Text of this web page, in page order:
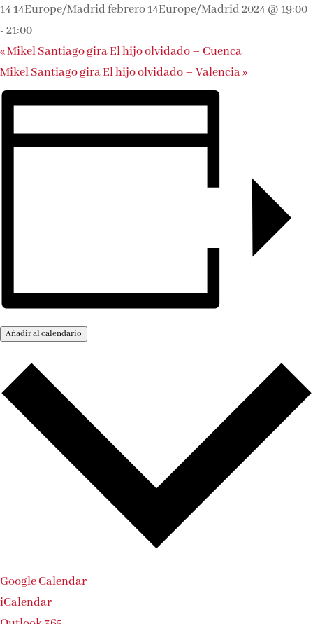
14 14Europe/Madrid febrero 14Europe/Madrid 2024 @ 19:00
-21:00
«Mikel Santiago gira El hijo olvidado – Cuenca
Mikel Santiago gira El hijo olvidado – Valencia»
Añadir al calendario
Google Calendar
iCalendar